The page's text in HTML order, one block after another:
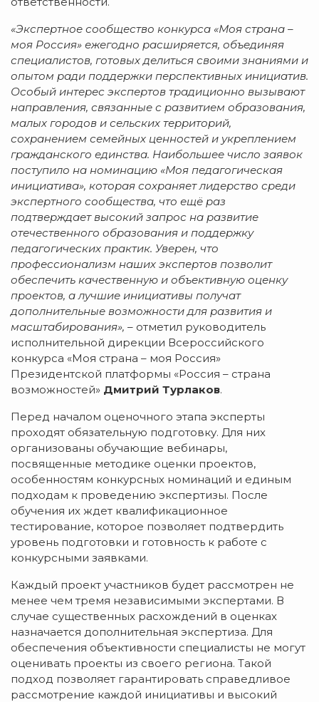
«Экспертное сообщество конкурса «Моя страна –
моя Россия» ежегодно расширяется, объединяя
специалистов, готовых делиться своими знаниями и
опытом ради поддержки перспективных инициатив.
Особый интерес экспертов традиционно вызывают
направления, связанные с развитием образования,
малых городов и сельских территорий,
сохранением семейных ценностей и укреплением
гражданского единства. Наибольшее число заявок
поступило на номинацию «Моя педагогическая
инициатива», которая сохраняет лидерство среди
экспертного сообщества, что ещё раз
подтверждает высокий запрос на развитие
отечественного образования и поддержку
педагогических практик. Уверен, что
профессионализм наших экспертов позволит
обеспечить качественную и объективную оценку
проектов, а лучшие инициативы получат
дополнительные возможности для развития и
масштабирования», – отметил руководитель
исполнительной дирекции Всероссийского
конкурса «Моя страна – моя Россия»
Президентской платформы «Россия – страна
возможностей» Дмитрий Турлаков.
Перед началом оценочного этапа эксперты
проходят обязательную подготовку. Для них
организованы обучающие вебинары,
посвященные методике оценки проектов,
особенностям конкурсных номинаций и единым
подходам к проведению экспертизы. После
обучения их ждет квалификационное
тестирование, которое позволяет подтвердить
уровень подготовки и готовность к работе с
конкурсными заявками.
Каждый проект участников будет рассмотрен не
менее чем тремя независимыми экспертами. В
случае существенных расхождений в оценках
назначается дополнительная экспертиза. Для
обеспечения объективности специалисты не могут
оценивать проекты из своего региона. Такой
подход позволяет гарантировать справедливое
рассмотрение каждой инициативы и высокий